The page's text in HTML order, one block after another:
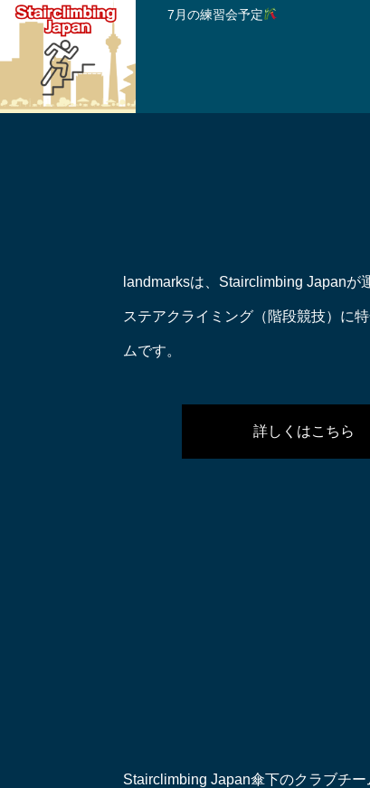
7月の練習会予定
landmarksは、Stairclimbing Japanが
ステアクライミング（階段競技）に
ムです。
詳しくはこちら
Stairclimbing Japan傘下のクラブチ